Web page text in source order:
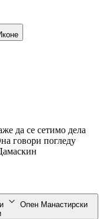
да се сетимо дела
говори погледу
Опен Манастирски